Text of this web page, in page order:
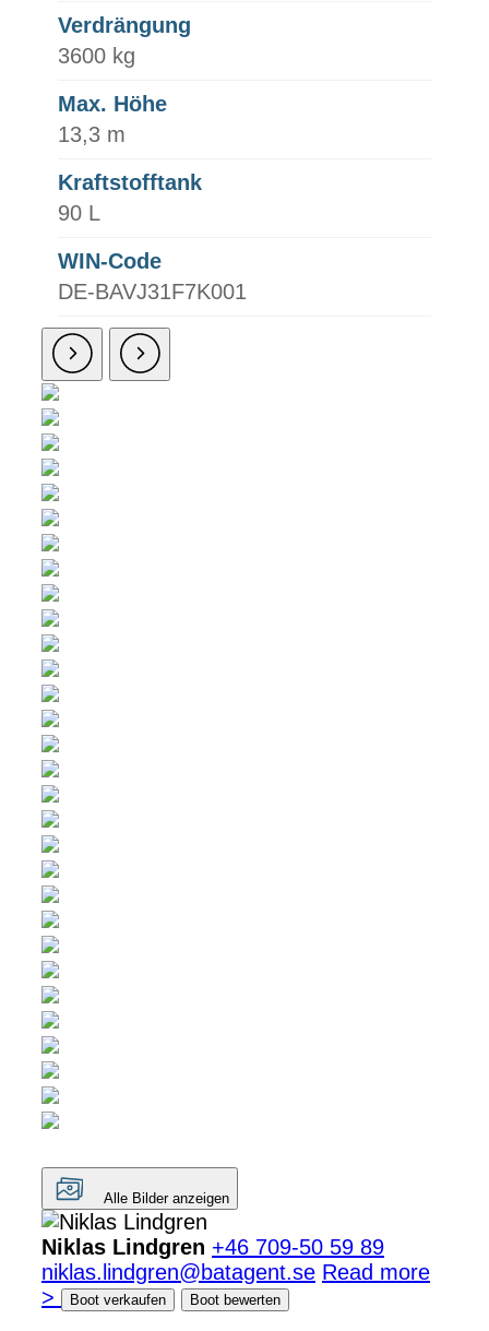
Verdrängung
3600 kg
Max. Höhe
13,3 m
Kraftstofftank
90 L
WIN-Code
DE-BAVJ31F7K001
Alle Bilder anzeigen
Niklas Lindgren +46 709-50 59 89
niklas.lindgren@batagent.se Read more
>
Boot verkaufen Boot bewerten